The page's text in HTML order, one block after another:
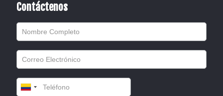
Contáctenos